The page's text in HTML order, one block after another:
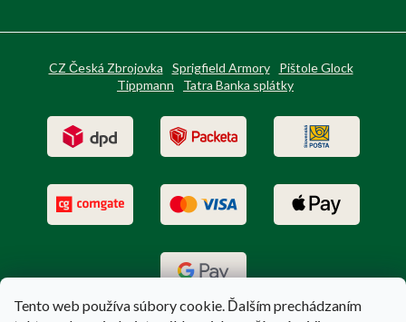
Tento web používa súbory cookie. Ďalším prechádzaním
CZ Česká Zbrojovka Sprigfield Armory
Pištole Glock
Tippmann
Tatra Banka splátky